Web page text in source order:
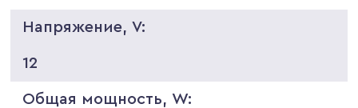
Напряжение, V:
12
Общая мощность, W: